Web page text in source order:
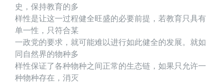
史，保持教育的多
样性是让这一过程健全旺盛的必要前提，若教育只具有
单一性，只符合某
一政党的要求，就可能难以进行如此健全的发展。就如
同自然界的物种多
样性保证了各种物种之间正常的生态链，如果只允许一
种物种存在，消灭